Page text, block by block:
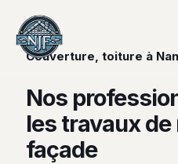
Couverture, toiture à
Nos
les travaux
façade